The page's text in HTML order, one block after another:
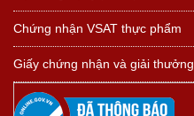
Chứng nhận VSAT thực phẩm
Giấy chứng nhận và giải thưởng